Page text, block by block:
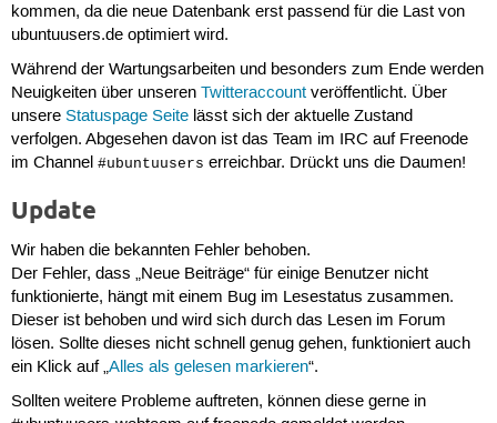
kommen, da die neue Datenbank erst passend für die Last von
ubuntuusers.de optimiert wird.
Während der Wartungsarbeiten und besonders zum Ende werden
Neuigkeiten über unseren Twitteraccountveröffentlicht. Über
unsere Statuspage Seitelässt sich der aktuelle Zustand
verfolgen. Abgesehen davon ist das Team im IRC auf Freenode
im Channel #ubuntuusers erreichbar. Drückt uns die Daumen!
Update
Wir haben die bekannten Fehler behoben.
Der Fehler, dass „Neue Beiträge“ für einige Benutzer nicht
funktionierte, hängt mit einem Bug im Lesestatus zusammen.
Dieser ist behoben und wird sich durch das Lesen im Forum
lösen. Sollte dieses nicht schnell genug gehen, funktioniert auch
ein Klick auf „Alles als gelesen markieren“.
Sollten weitere Probleme auftreten, können diese gerne in